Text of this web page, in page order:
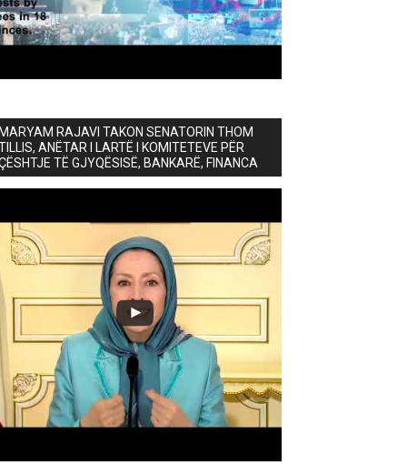
RAJAVI TAKON SENATORIN THOM
ANËTAR I LARTË I KOMITETEVE PËR
TË GJYQËSISË, BANKARË, FINANCA